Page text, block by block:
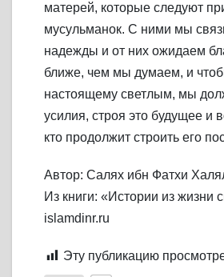
матерей, которые следуют
мусульманок. С ними мы
надежды и от них ожидаем
ближе, чем мы думаем, и
настоящему светлым, мы
усилия, строя это будущее и
кто продолжит строить его
Автор: Салях ибн Фатхи
Из книги: «Истории из жизни
islamdinr.ru
Эту публикацию